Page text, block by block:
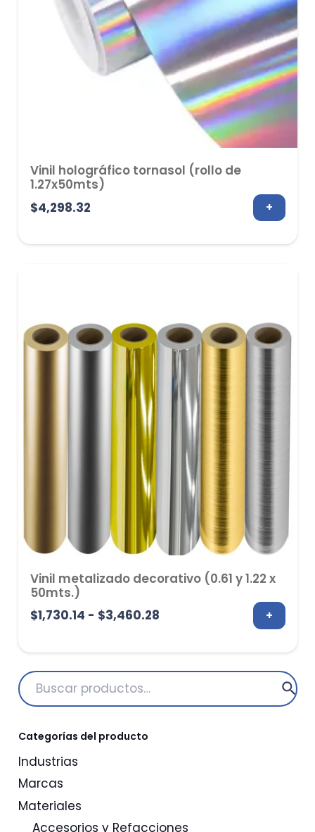
Vinil holográfico tornasol (rollo de
1.27x50mts)
$4,298.32 +
Vinil metalizado decorativo (0.61 y 1.22 x
50mts.)
$1,730.14 - $3,460.28Rango
precios:
desde
+
Buscar
por:
Categorías del producto
Industrias
Marcas
Materiales
Accesorios y Refacciones